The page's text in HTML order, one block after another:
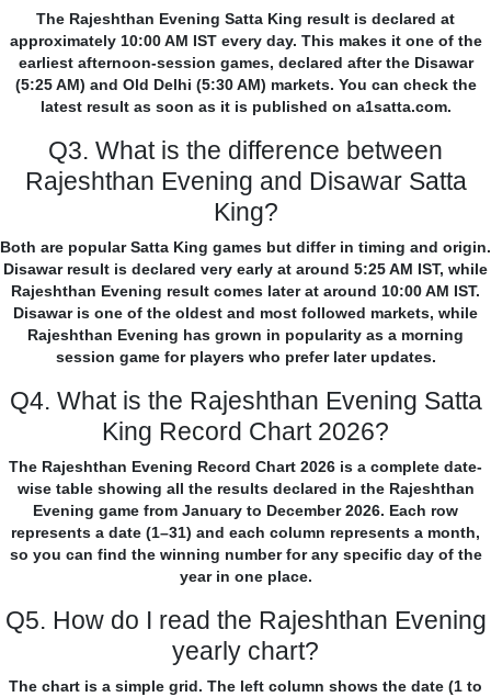
The Rajeshthan Evening Satta King result is declared at
approximately 10:00 AM IST every day. This makes it one of the
earliest afternoon-session games, declared after the Disawar
(5:25 AM) and Old Delhi (5:30 AM) markets. You can check the
latest result as soon as it is published on a1satta.com.
Q3. What is the difference between
Rajeshthan Evening and Disawar Satta
King?
Both are popular Satta King games but differ in timing and origin.
Disawar result is declared very early at around 5:25 AM IST, while
Rajeshthan Evening result comes later at around 10:00 AM IST.
Disawar is one of the oldest and most followed markets, while
Rajeshthan Evening has grown in popularity as a morning
session game for players who prefer later updates.
Q4. What is the Rajeshthan Evening Satta
King Record Chart 2026?
The Rajeshthan Evening Record Chart 2026 is a complete date-
wise table showing all the results declared in the Rajeshthan
Evening game from January to December 2026. Each row
represents a date (1–31) and each column represents a month,
so you can find the winning number for any specific day of the
year in one place.
Q5. How do I read the Rajeshthan Evening
yearly chart?
The chart is a simple grid. The left column shows the date (1 to